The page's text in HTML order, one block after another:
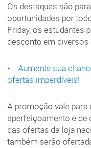
Os destaques são
oportunidades por
Friday, os estudantes
desconto em diversos
• Aumente sua
ofertas imperdíveis!
A promoção vale
aperfeiçoamento e de
das ofertas da loja
também serão